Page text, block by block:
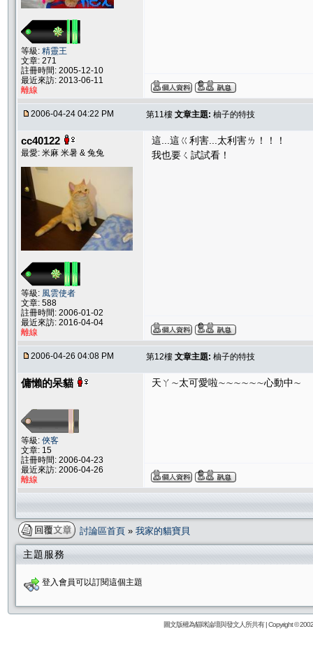
等級: 精靈王
文章: 271
註冊時間: 2005-12-10
最近來訪: 2013-06-11
離線
2006-04-24 04:22 PM 第11樓 文章主題: 柚子的特技
cc40122
最愛: 米麻 米暑 & 兔兔
等級: 風雲使者
文章: 588
註冊時間: 2006-01-02
最近來訪: 2016-04-04
離線
這...這ㄍ利害...太利害ㄌ！！！
我也要ㄑ試試看！
2006-04-26 04:08 PM 第12樓 文章主題: 柚子的特技
傭懶的呆貓
等級: 俠客
文章: 15
註冊時間: 2006-04-23
最近來訪: 2006-04-26
離線
天ㄚ∼太可愛啦∼∼∼∼∼∼心動中∼
討論區首頁 » 我家的貓寶貝
主題服務
登入會員可以訂閱這個主題
圖文版權為貓咪論壇與發文人所共有 | Copyright ©